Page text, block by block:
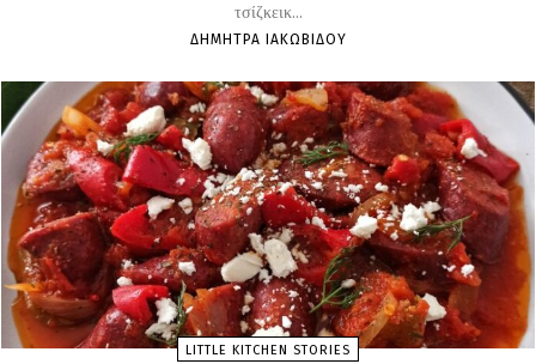
τσίζκεικ...
ΔΉΜΗΤΡΑ ΙΑΚΩΒΊΔΟΥ
LITTLE KITCHEN STORIES